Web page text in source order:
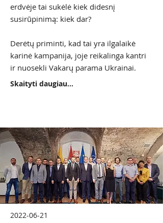
erdvėje tai sukėlė kiek didesnį
susirūpinimą: kiek dar?
Derėtų priminti, kad tai yra ilgalaikė
karinė kampanija, joje reikalinga kantri
ir nuosekli Vakarų parama Ukrainai.
Skaityti daugiau...
2022-06-21